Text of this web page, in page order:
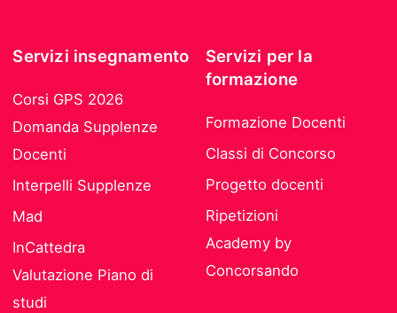
Servizi insegnamento
Corsi GPS 2026
Domanda Supplenze
Docenti
Interpelli Supplenze
Mad
InCattedra
Valutazione Piano di
studi
Servizi per la
formazione
Formazione Docenti
Classi di Concorso
Progetto docenti
Ripetizioni
Academy by
Concorsando